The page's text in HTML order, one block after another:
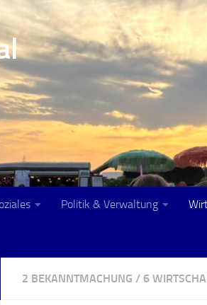
Politik & Verwaltung
2 BEKANNTMACHUNG / 6